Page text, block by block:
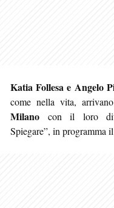
Katia Follesa e Angelo
come nella vita,
Milano con il loro
Spiegare”, in programma il